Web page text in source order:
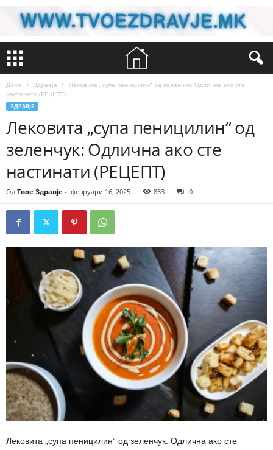
Дома Здравје
Лековита „супа пеницилин“ од зеленчук: Одлична ако сте
настинати (РЕЦЕПТ)
ЗДРАВЈЕ
Лековита „супа пеницилин“ од
зеленчук: Одлична ако сте
настинати (РЕЦЕПТ)
Од Твое Здравје - февруари 16, 2025 833 0
Лековита „супа пеницилин“ од зеленчук: Одлична ако сте